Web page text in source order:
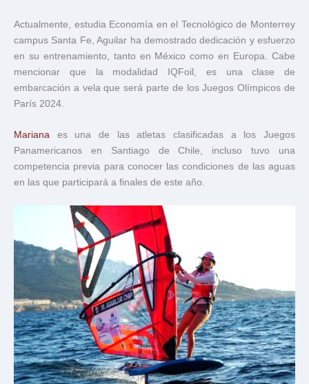
Actualmente, estudia Economía en el Tecnológico de Monterrey
campus Santa Fe, Aguilar ha demostrado dedicación y esfuerzo
en su entrenamiento, tanto en México como en Europa. Cabe
mencionar que la modalidad IQFoil, es una clase de
embarcación a vela que será parte de los Juegos Olímpicos de
París 2024.
Mariana es una de las atletas clasificadas a los Juegos
Panamericanos en Santiago de Chile, incluso tuvo una
competencia previa para conocer las condiciones de las aguas
en las que participará a finales de este año.